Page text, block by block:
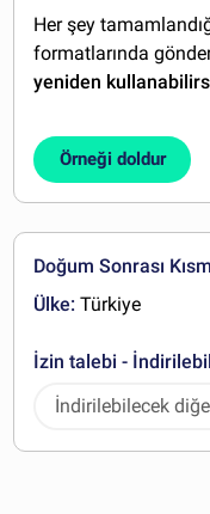
Her şey
formatlarında
yeniden
Örneği doldur
Doğum Sonrası
Ülke: Türkiye
İzin talebi -
İndirilebilecek